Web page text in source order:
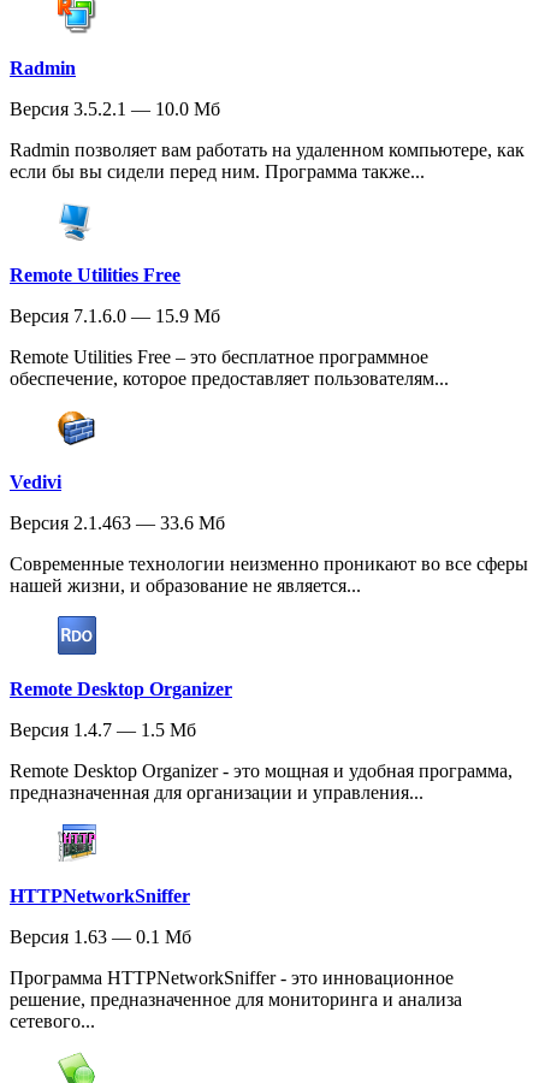
Radmin
Версия 3.5.2.1 — 10.0 Мб
Radmin позволяет вам работать на удаленном компьютере, как
если бы вы сидели перед ним. Программа также...
Remote Utilities Free
Версия 7.1.6.0 — 15.9 Мб
Remote Utilities Free – это бесплатное программное
обеспечение, которое предоставляет пользователям...
Vedivi
Версия 2.1.463 — 33.6 Мб
Современные технологии неизменно проникают во все сферы
нашей жизни, и образование не является...
Remote Desktop Organizer
Версия 1.4.7 — 1.5 Мб
Remote Desktop Organizer - это мощная и удобная программа,
предназначенная для организации и управления...
HTTPNetworkSniffer
Версия 1.63 — 0.1 Мб
Программа HTTPNetworkSniffer - это инновационное
решение, предназначенное для мониторинга и анализа
сетевого...